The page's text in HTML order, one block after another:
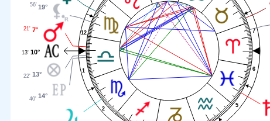
1
2
5
6
7
12
19°
56'
7°
21'
10°
13'
13°
22'
14°
40'